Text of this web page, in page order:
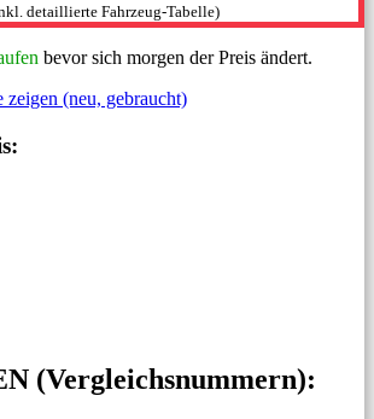
detaillierte Fahrzeug-Tabelle)
bevor sich morgen der Preis ändert.
zeigen (neu, gebraucht)
(Vergleichs­nummern):